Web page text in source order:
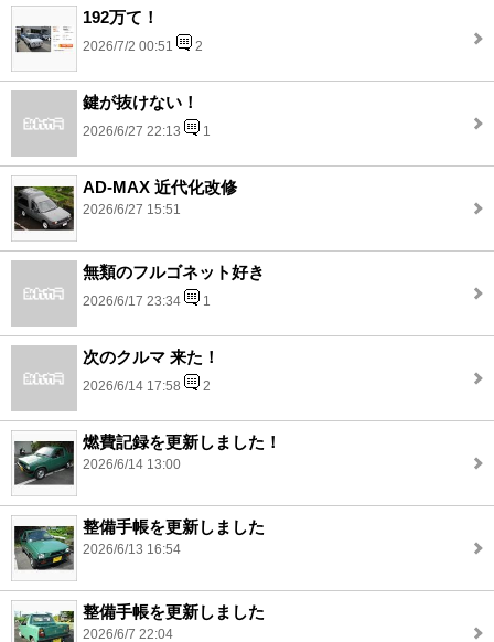
192万て！
2026/7/2 00:51 2
鍵が抜けない！
2026/6/27 22:13 1
AD-MAX 近代化改修
2026/6/27 15:51
無類のフルゴネット好き
2026/6/17 23:34 1
次のクルマ 来た！
2026/6/14 17:58 2
燃費記録を更新しました！
2026/6/14 13:00
整備手帳を更新しました
2026/6/13 16:54
整備手帳を更新しました
2026/6/7 22:04